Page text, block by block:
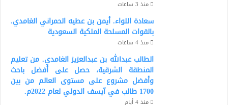
منذ 3 ساعات
سعادة اللواء. أيمن بن عطيه الحمراني الغامدي.
بالقوات المسلحة الملكية السعودية
منذ 4 ساعات
الطالب عبدالله بن عبدالعزيز الغامدي. من تعليم
المنطقة الشرقية، حصل على أفضل باحث
وأفضل مشروع على مستوى العالم من بين
1700 طالب في آيسف الدولي لعام 2022م.
منذ 4 أيام